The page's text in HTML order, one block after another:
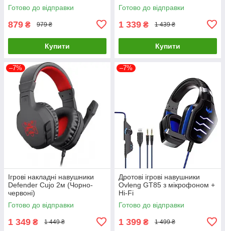
Готово до відправки
879 ₴ 979 ₴
Купити
Готово до відправки
1 339 ₴ 1 439 ₴
Купити
–7%
Ігрові накладні навушники
Defender Cujo 2м (Чорно-
червоні)
Готово до відправки
1 349 ₴ 1 449 ₴
–7%
Дротові ігрові навушники
Ovleng GT85 з мікрофоном +
Hi-Fi
Готово до відправки
1 399 ₴ 1 499 ₴